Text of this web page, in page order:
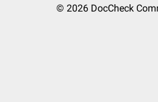
© 2026 DocCheck